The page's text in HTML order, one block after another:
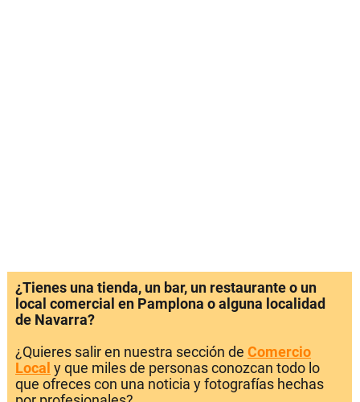
¿Tienes una tienda, un bar, un restaurante o un
local comercial en Pamplona o alguna localidad
de Navarra?
¿Quieres salir en nuestra sección de Comercio
Local y que miles de personas conozcan todo lo
que ofreces con una noticia y fotografías hechas